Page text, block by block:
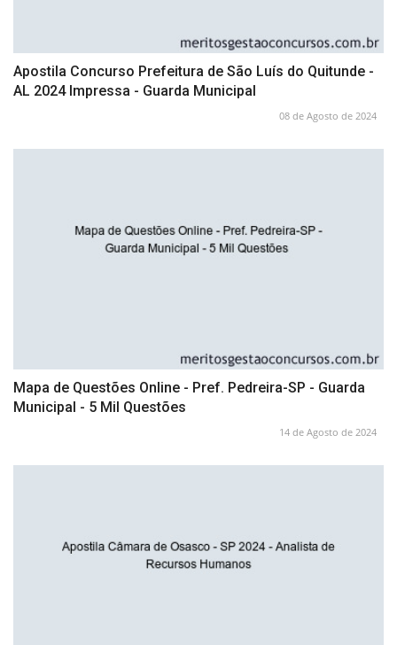
Apostila Concurso Prefeitura de São Luís do Quitunde -
AL 2024 Impressa - Guarda Municipal
08 de Agosto de 2024
Mapa de Questões Online - Pref. Pedreira-SP - Guarda
Municipal - 5 Mil Questões
14 de Agosto de 2024